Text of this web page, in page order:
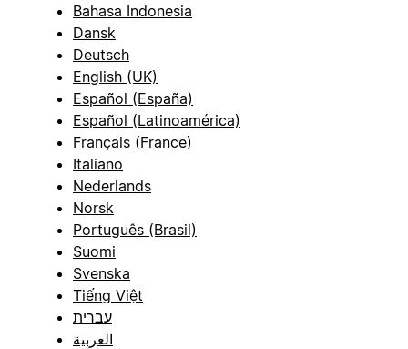
Bahasa Indonesia
Dansk
Deutsch
English (UK)
Español (España)
Español (Latinoamérica)
Français (France)
Italiano
Nederlands
Norsk
Português (Brasil)
Suomi
Svenska
Tiếng Việt
עברית
العربية